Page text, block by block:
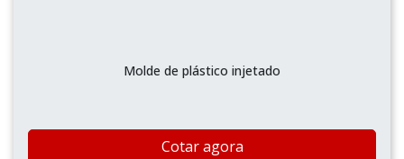
Molde de plástico injetado
Cotar agora